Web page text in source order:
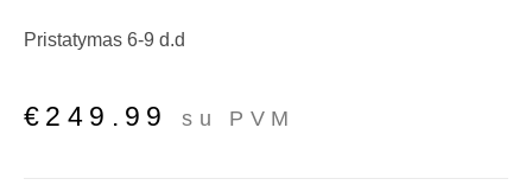
Pristatymas 6-9 d.d
€ 249.99 su PVM